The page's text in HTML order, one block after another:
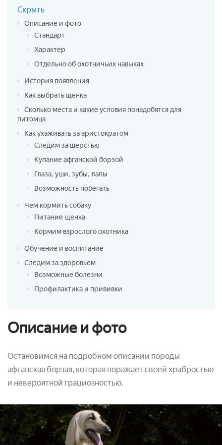
Скрыть
Описание и фото
Стандарт
Характер
Отдельно об охотничьих навыках
История появления
Как выбрать щенка
Сколько места и какие условия понадобятся для
питомца
Как ухаживать за аристократом
Следим за шерстью
Купание афганской борзой
Глаза, уши, зубы, лапы
Возможность побегать
Чем кормить собаку
Питание щенка
Кормим взрослого охотника
Обучение и воспитание
Следим за здоровьем
Возможные болезни
Профилактика и прививки
Описание и фото
Остановимся на подробном описании породы
афганская борзая, которая поражает своей храбростью
и невероятной грациозностью.